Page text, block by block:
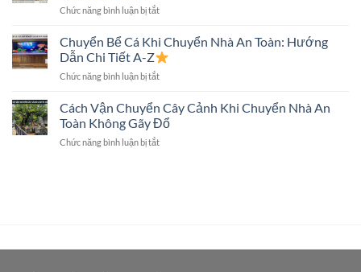
Lớn
Có
Két
Sắt
Không?
Giải
Chi
Tiết
Chức năng bình luận bị tắtở
Đàn
Piano
An
Toàn:
Trình
Và
Vụ
Chuyển Bể Cá Khi Chuyển Nhà An Toàn: Hướng
Dẫn Chi Tiết A-Z
Chức năng bình luận bị tắtở
Bể
Cá
Khi
Chuyển
Cách Vận Chuyển Cây Cảnh Khi Chuyển Nhà An
Toàn Không Gãy Đổ
Chức năng bình luận bị tắtở
Nhà